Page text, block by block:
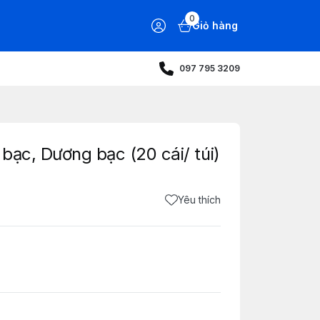
0
Giỏ hàng
097 795 3209
Dương bạc (20 cái/ túi)
Yêu thích